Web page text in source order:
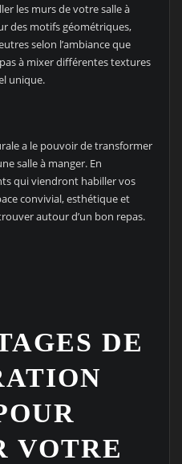
les murs de votre salle à
des motifs géométriques,
selon l’ambiance que
à mixer différentes textures
unique.
a le pouvoir de transformer
salle à manger. En
qui viendront habiller vos
convivial, esthétique et
autour d’un bon repas.
DE
VOTRE